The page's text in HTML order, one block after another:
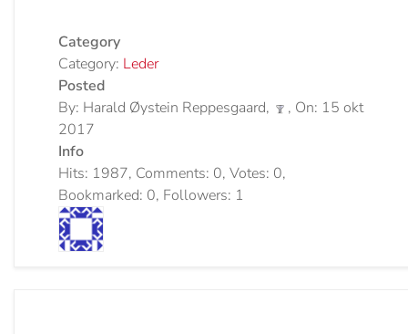
Category
Category: Leder
Posted
By: Harald Øystein Reppesgaard,
, On: 15 okt
2017
Info
Hits: 1987, Comments: 0, Votes: 0,
Bookmarked: 0, Followers: 1